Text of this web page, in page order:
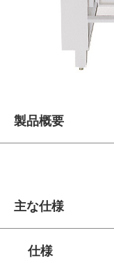
製品概要
主な仕様
仕様